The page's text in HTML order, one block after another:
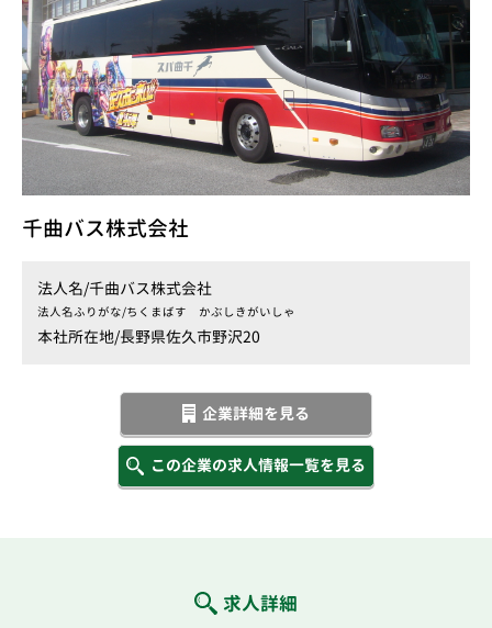
千曲バス株式会社
法人名/千曲バス株式会社
法人名ふりがな/ちくまばす かぶしきがいしゃ
本社所在地/長野県佐久市野沢20
企業詳細を見る
この企業の求人情報一覧を見る
求人詳細